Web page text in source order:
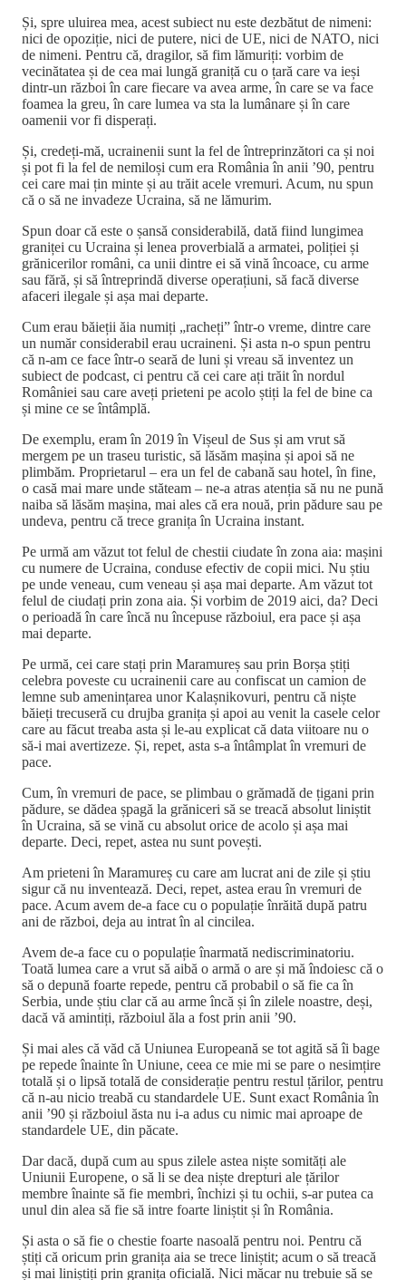
Și, spre uluirea mea, acest subiect nu este dezbătut de nimeni:
nici de opoziție, nici de putere, nici de UE, nici de NATO, nici
de nimeni. Pentru că, dragilor, să fim lămuriți: vorbim de
vecinătatea și de cea mai lungă graniță cu o țară care va ieși
dintr-un război în care fiecare va avea arme, în care se va face
foamea la greu, în care lumea va sta la lumânare și în care
oamenii vor fi disperați.
Și, credeți-mă, ucrainenii sunt la fel de întreprinzători ca și noi
și pot fi la fel de nemiloși cum era România în anii ’90, pentru
cei care mai țin minte și au trăit acele vremuri. Acum, nu spun
că o să ne invadeze Ucraina, să ne lămurim.
Spun doar că este o șansă considerabilă, dată fiind lungimea
graniței cu Ucraina și lenea proverbială a armatei, poliției și
grănicerilor români, ca unii dintre ei să vină încoace, cu arme
sau fără, și să întreprindă diverse operațiuni, să facă diverse
afaceri ilegale și așa mai departe.
Cum erau băieții ăia numiți „racheți” într-o vreme, dintre care
un număr considerabil erau ucraineni. Și asta n-o spun pentru
că n-am ce face într-o seară de luni și vreau să inventez un
subiect de podcast, ci pentru că cei care ați trăit în nordul
României sau care aveți prieteni pe acolo știți la fel de bine ca
și mine ce se întâmplă.
De exemplu, eram în 2019 în Vișeul de Sus și am vrut să
mergem pe un traseu turistic, să lăsăm mașina și apoi să ne
plimbăm. Proprietarul – era un fel de cabană sau hotel, în fine,
o casă mai mare unde stăteam – ne-a atras atenția să nu ne pună
naiba să lăsăm mașina, mai ales că era nouă, prin pădure sau pe
undeva, pentru că trece granița în Ucraina instant.
Pe urmă am văzut tot felul de chestii ciudate în zona aia: mașini
cu numere de Ucraina, conduse efectiv de copii mici. Nu știu
pe unde veneau, cum veneau și așa mai departe. Am văzut tot
felul de ciudați prin zona aia. Și vorbim de 2019 aici, da? Deci
o perioadă în care încă nu începuse războiul, era pace și așa
mai departe.
Pe urmă, cei care stați prin Maramureș sau prin Borșa știți
celebra poveste cu ucrainenii care au confiscat un camion de
lemne sub amenințarea unor Kalașnikovuri, pentru că niște
băieți trecuseră cu drujba granița și apoi au venit la casele celor
care au făcut treaba asta și le-au explicat că data viitoare nu o
să-i mai avertizeze. Și, repet, asta s-a întâmplat în vremuri de
pace.
Cum, în vremuri de pace, se plimbau o grămadă de țigani prin
pădure, se dădea șpagă la grăniceri să se treacă absolut liniștit
în Ucraina, să se vină cu absolut orice de acolo și așa mai
departe. Deci, repet, astea nu sunt povești.
Am prieteni în Maramureș cu care am lucrat ani de zile și știu
sigur că nu inventează. Deci, repet, astea erau în vremuri de
pace. Acum avem de-a face cu o populație înrăită după patru
ani de război, deja au intrat în al cincilea.
Avem de-a face cu o populație înarmată nediscriminatoriu.
Toată lumea care a vrut să aibă o armă o are și mă îndoiesc că o
să o depună foarte repede, pentru că probabil o să fie ca în
Serbia, unde știu clar că au arme încă și în zilele noastre, deși,
dacă vă amintiți, războiul ăla a fost prin anii ’90.
Și mai ales că văd că Uniunea Europeană se tot agită să îi bage
pe repede înainte în Uniune, ceea ce mie mi se pare o nesimțire
totală și o lipsă totală de considerație pentru restul țărilor, pentru
că n-au nicio treabă cu standardele UE. Sunt exact România în
anii ’90 și războiul ăsta nu i-a adus cu nimic mai aproape de
standardele UE, din păcate.
Dar dacă, după cum au spus zilele astea niște somități ale
Uniunii Europene, o să li se dea niște drepturi ale țărilor
membre înainte să fie membri, închizi și tu ochii, s-ar putea ca
unul din alea să fie să intre foarte liniștit și în România.
Și asta o să fie o chestie foarte nasoală pentru noi. Pentru că
știți că oricum prin granița aia se trece liniștit; acum o să treacă
și mai liniștiți prin granița oficială. Nici măcar nu trebuie să se